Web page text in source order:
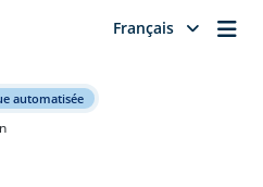
Français
automatisée